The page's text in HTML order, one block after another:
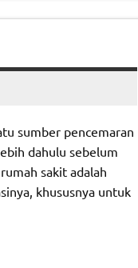
sumber pencemaran
dahulu sebelum
sakit adalah
khususnya untuk